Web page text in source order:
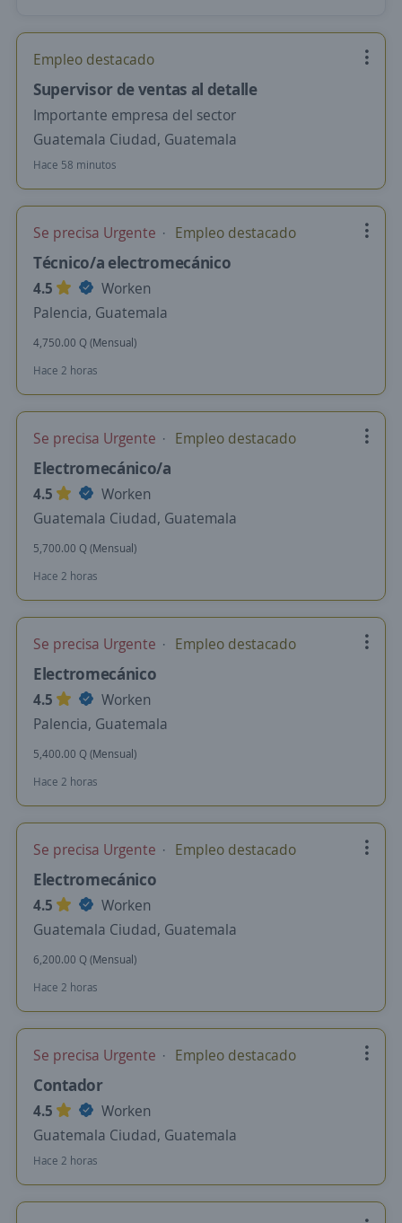
Empleo destacado
Supervisor de ventas al detalle
Importante empresa del sector
Guatemala Ciudad, Guatemala
Hace 58 minutos
Se precisa Urgente Empleo destacado
Técnico/a electromecánico
4.5
Worken
Palencia, Guatemala
4,750.00 Q (Mensual)
Hace 2 horas
Se precisa Urgente Empleo destacado
Electromecánico/a
4.5
Worken
Guatemala Ciudad, Guatemala
5,700.00 Q (Mensual)
Hace 2 horas
Se precisa Urgente Empleo destacado
Electromecánico
4.5
Worken
Palencia, Guatemala
5,400.00 Q (Mensual)
Hace 2 horas
Se precisa Urgente Empleo destacado
Electromecánico
4.5
Worken
Guatemala Ciudad, Guatemala
6,200.00 Q (Mensual)
Hace 2 horas
Se precisa Urgente Empleo destacado
Contador
4.5
Worken
Guatemala Ciudad, Guatemala
Hace 2 horas